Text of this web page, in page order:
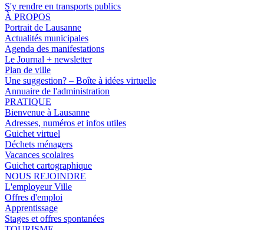
S'y rendre en transports publics
À PROPOS
Portrait de Lausanne
Actualités municipales
Agenda des manifestations
Le Journal + newsletter
Plan de ville
Une suggestion? – Boîte à idées virtuelle
Annuaire de l'administration
PRATIQUE
Bienvenue à Lausanne
Adresses, numéros et infos utiles
Guichet virtuel
Déchets ménagers
Vacances scolaires
Guichet cartographique
NOUS REJOINDRE
L'employeur Ville
Offres d'emploi
Apprentissage
Stages et offres spontanées